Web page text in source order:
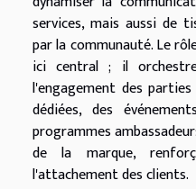
services, mais aussi de
par la communauté. Le
ici central ; il
l'engagement des
dédiées, des
programmes
de la marque,
l'attachement des clients.